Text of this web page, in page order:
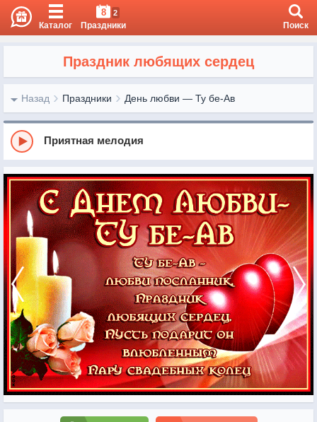
Каталог
8 2
Праздники Поиск
Праздник любящих сердец
Назад Праздники День любви — Ту бе-Ав
Приятная мелодия